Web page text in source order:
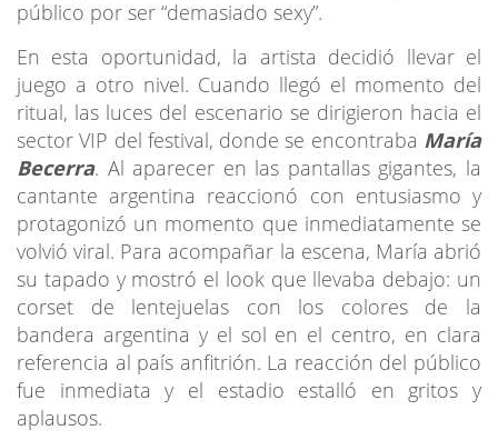
público por ser “demasiado sexy”.
En esta oportunidad, la artista decidió llevar el
juego a otro nivel. Cuando llegó el momento del
ritual, las luces del escenario se dirigieron hacia el
sector VIP del festival, donde se encontraba María
Becerra. Al aparecer en las pantallas gigantes, la
cantante argentina reaccionó con entusiasmo y
protagonizó un momento que inmediatamente se
volvió viral. Para acompañar la escena, María abrió
su tapado y mostró el look que llevaba debajo: un
corset de lentejuelas con los colores de la
bandera argentina y el sol en el centro, en clara
referencia al país anfitrión. La reacción del público
fue inmediata y el estadio estalló en gritos y
aplausos.